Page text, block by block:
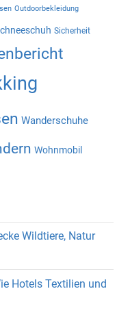
Outdoorbekleidung
Sicherheit
Wanderschuhe
Wohnmobil
Wildtiere, Natur
Hotels Textilien und